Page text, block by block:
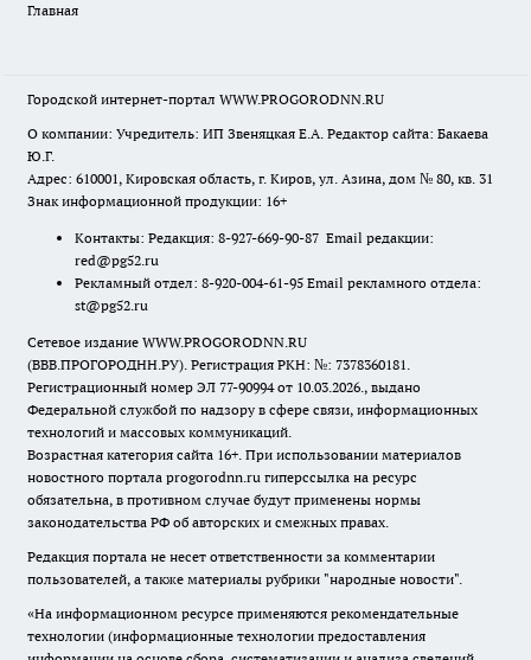
Главная
Городской интернет-портал WWW.PROGORODNN.RU
О компании: Учредитель: ИП Звеняцкая Е.А. Редактор сайта: Бакаева
Ю.Г.
Адрес: 610001, Кировская область, г. Киров, ул. Азина, дом № 80, кв. 31
Знак информационной продукции: 16+
Контакты: Редакция: 8-927-669-90-87 Email редакции:
red@pg52.ru
Рекламный отдел: 8-920-004-61-95 Email рекламного отдела:
st@pg52.ru
Сетевое издание WWW.PROGORODNN.RU
(ВВВ.ПРОГОРОДНН.РУ). Регистрация РКН: №: 7378360181.
Регистрационный номер ЭЛ 77-90994 от 10.03.2026., выдано
Федеральной службой по надзору в сфере связи, информационных
технологий и массовых коммуникаций.
Возрастная категория сайта 16+. При использовании материалов
новостного портала progorodnn.ru гиперссылка на ресурс
обязательна, в противном случае будут применены нормы
законодательства РФ об авторских и смежных правах.
Редакция портала не несет ответственности за комментарии
пользователей, а также материалы рубрики "народные новости".
«На информационном ресурсе применяются рекомендательные
технологии (информационные технологии предоставления